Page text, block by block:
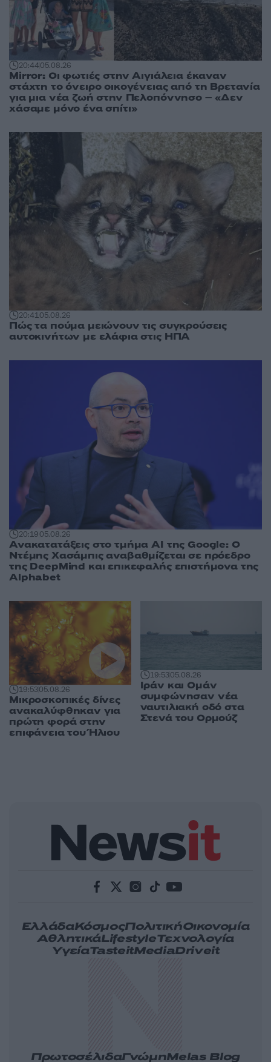
20:4405.08.26
Mirror: Οι φωτιές στην Αιγιάλεια έκαναν
στάχτη το όνειρο οικογένειας από τη Βρετανία
για μια νέα ζωή στην Πελοπόννησο – «Δεν
χάσαμε μόνο ένα σπίτι»
20:4105.08.26
Πώς τα πούμα μειώνουν τις συγκρούσεις
αυτοκινήτων με ελάφια στις ΗΠΑ
20:1905.08.26
Ανακατατάξεις στο τμήμα AI της Google: Ο
Ντέμης Χασάμπις αναβαθμίζεται σε πρόεδρο
της DeepMind και επικεφαλής επιστήμονα της
Alphabet
19:5305.08.26
Μικροσκοπικές δίνες
ανακαλύφθηκαν για
πρώτη φορά στην
επιφάνεια του Ήλιου
19:5305.08.26
Ιράν και Ομάν
συμφώνησαν νέα
ναυτιλιακή οδό στα
Στενά του Ορμούζ
ΕλλάδαΚόσμοςΠολιτικήΟικονομία
ΑθλητικάLifestyleΤεχνολογία
ΥγείαTasteitMediaDriveit
ΠρωτοσέλιδαΓνώμηMelas Blog